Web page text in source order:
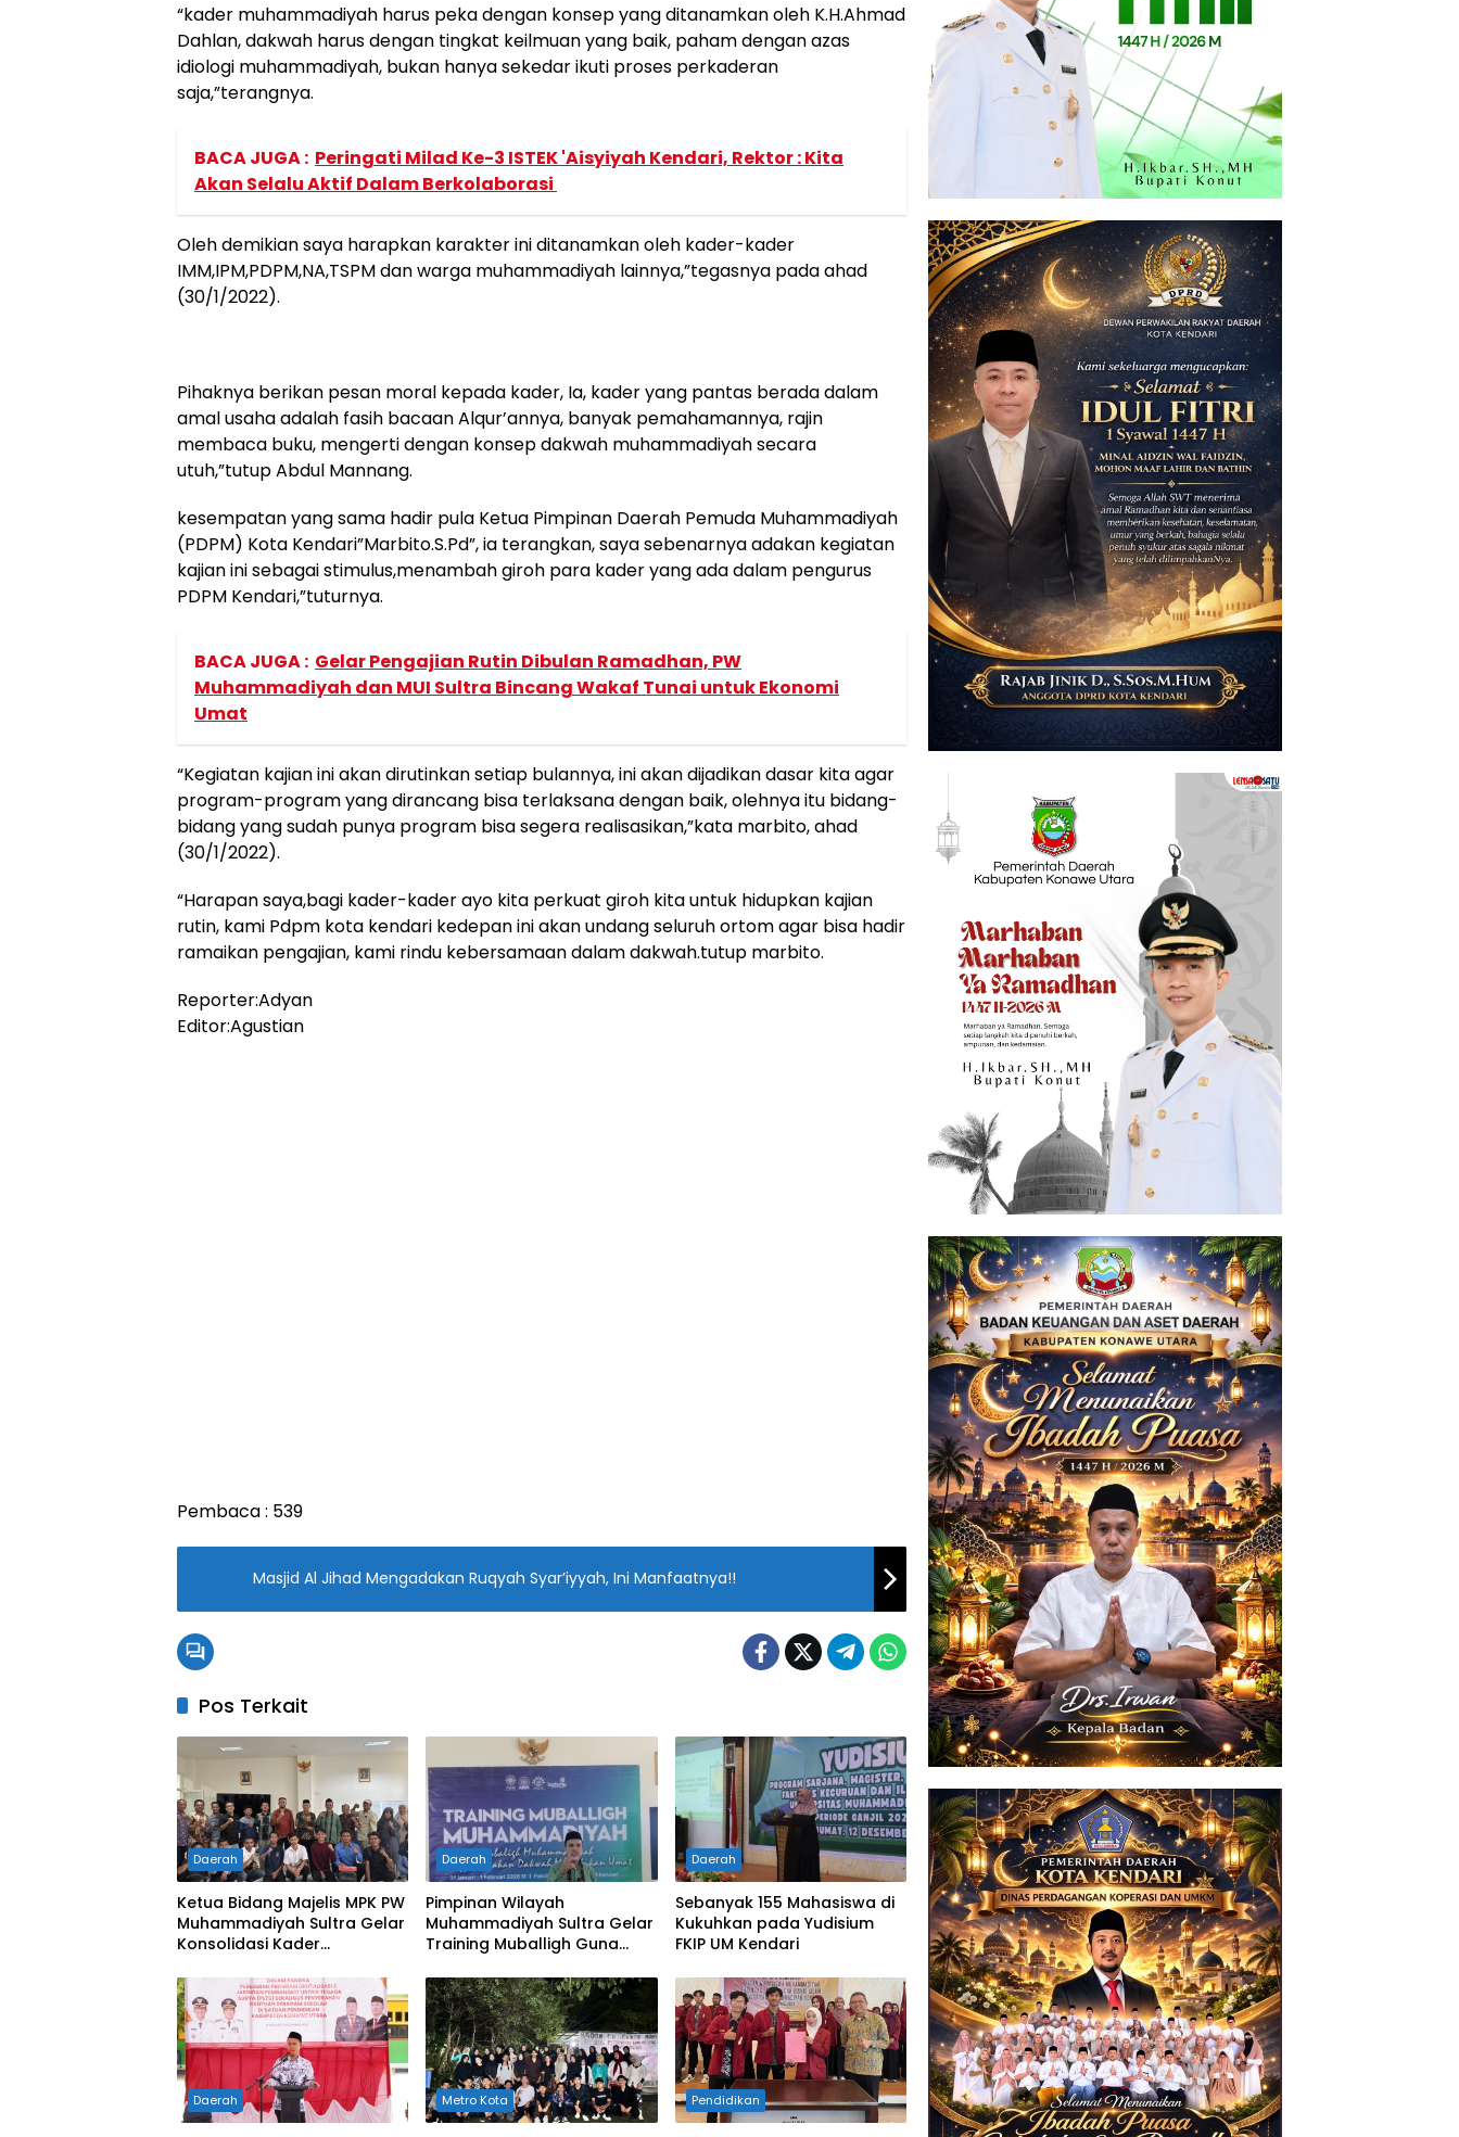
“kader muhammadiyah harus peka dengan konsep yang ditanamkan oleh K.H.Ahmad
Dahlan, dakwah harus dengan tingkat keilmuan yang baik, paham dengan azas
idiologi muhammadiyah, bukan hanya sekedar ikuti proses perkaderan
saja,”terangnya.
BACA JUGA : Peringati Milad Ke-3 ISTEK 'Aisyiyah Kendari, Rektor : Kita
Akan Selalu Aktif Dalam Berkolaborasi
Oleh demikian saya harapkan karakter ini ditanamkan oleh kader-kader
IMM,IPM,PDPM,NA,TSPM dan warga muhammadiyah lainnya,”tegasnya pada ahad
(30/1/2022).
Pihaknya berikan pesan moral kepada kader, Ia, kader yang pantas berada dalam
amal usaha adalah fasih bacaan Alqur’annya, banyak pemahamannya, rajin
membaca buku, mengerti dengan konsep dakwah muhammadiyah secara
utuh,”tutup Abdul Mannang.
kesempatan yang sama hadir pula Ketua Pimpinan Daerah Pemuda Muhammadiyah
(PDPM) Kota Kendari”Marbito.S.Pd”, ia terangkan, saya sebenarnya adakan kegiatan
kajian ini sebagai stimulus,menambah giroh para kader yang ada dalam pengurus
PDPM Kendari,”tuturnya.
BACA JUGA : Gelar Pengajian Rutin Dibulan Ramadhan, PW
Muhammadiyah dan MUI Sultra Bincang Wakaf Tunai untuk Ekonomi
Umat
“Kegiatan kajian ini akan dirutinkan setiap bulannya, ini akan dijadikan dasar kita agar
program-program yang dirancang bisa terlaksana dengan baik, olehnya itu bidang-
bidang yang sudah punya program bisa segera realisasikan,”kata marbito, ahad
(30/1/2022).
“Harapan saya,bagi kader-kader ayo kita perkuat giroh kita untuk hidupkan kajian
rutin, kami Pdpm kota kendari kedepan ini akan undang seluruh ortom agar bisa hadir
ramaikan pengajian, kami rindu kebersamaan dalam dakwah.tutup marbito.
Reporter:Adyan
Editor:Agustian
Pembaca : 539
Masjid Al Jihad Mengadakan Ruqyah Syar’iyyah, Ini Manfaatnya!!
Pos Terkait
Daerah
Ketua Bidang Majelis MPK PW
Muhammadiyah Sultra Gelar
Konsolidasi Kader
Daerah
Pimpinan Wilayah
Muhammadiyah Sultra Gelar
Training Muballigh Guna
untuk Ummat
Daerah
Sebanyak 155 Mahasiswa di
Kukuhkan pada Yudisium
FKIP UM Kendari
Daerah Metro Kota Pendidikan